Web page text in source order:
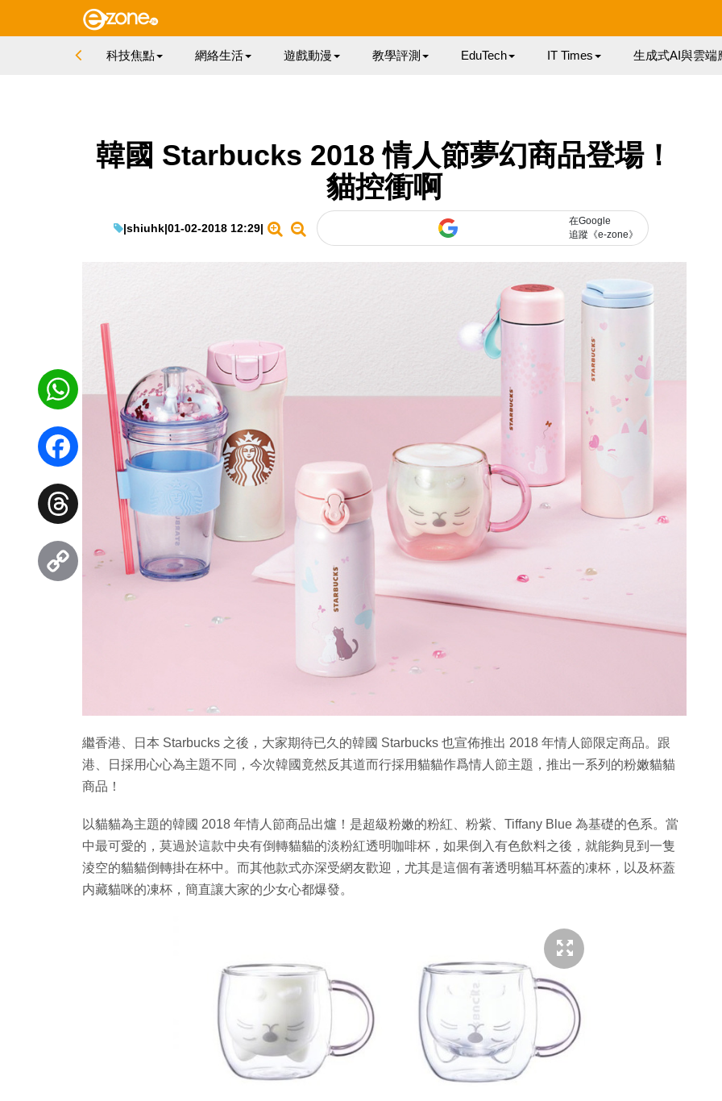
科技焦點 網絡生活 遊戲動漫 教學評測 EduTech IT Times 生成式AI與雲端
韓國 Starbucks 2018 情人節夢幻商品登場！
貓控衝啊
|shiuhk|01-02-2018 12:29|
在Google
追蹤《e-zone》
繼香港、日本 Starbucks 之後，大家期待已久的韓國 Starbucks 也宣佈推出 2018 年情人節限定商品。跟
港、日採用心心為主題不同，今次韓國竟然反其道而行採用貓貓作爲情人節主題，推出一系列的粉嫩貓貓
商品！
以貓貓為主題的韓國 2018 年情人節商品出爐！是超級粉嫩的粉紅、粉紫、Tiffany Blue 為基礎的色系。當
中最可愛的，莫過於這款中央有倒轉貓貓的淡粉紅透明咖啡杯，如果倒入有色飲料之後，就能夠見到一隻
淩空的貓貓倒轉掛在杯中。而其他款式亦深受網友歡迎，尤其是這個有著透明貓耳杯蓋的凍杯，以及杯蓋
内藏貓咪的凍杯，簡直讓大家的少女心都爆發。
WhatsApp
Facebook
Threads